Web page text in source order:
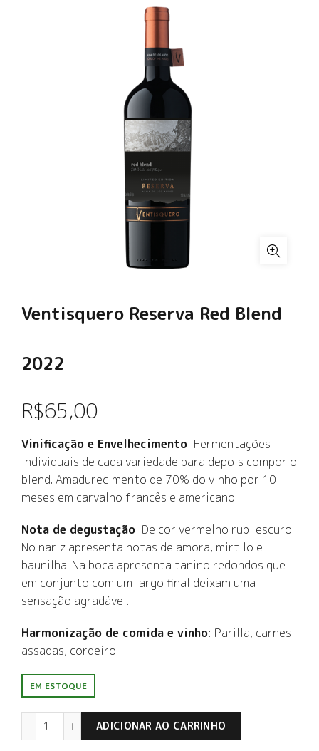
Ventisquero Reserva Red Blend
2022
R$65,00
Vinificação e Envelhecimento: Fermentações
individuais de cada variedade para depois compor o
blend. Amadurecimento de 70% do vinho por 10
meses em carvalho francês e americano.
Nota de degustação: De cor vermelho rubi escuro.
No nariz apresenta notas de amora, mirtilo e
baunilha. Na boca apresenta tanino redondos que
em conjunto com um largo final deixam uma
sensação agradável.
Harmonização de comida e vinho: Parilla, carnes
assadas, cordeiro.
EM ESTOQUE
Ventisquero Reserva Red Blend 2022 quantidade
ADICIONAR AO CARRINHO